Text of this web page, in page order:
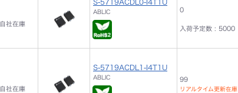
自社在庫
S-5719ACDL0-I4T1U
ABLIC 0
入荷予定数 : 5000
自社在庫
S-5719ACDL1-I4T1U
ABLIC 99
リアルタイム更新在庫